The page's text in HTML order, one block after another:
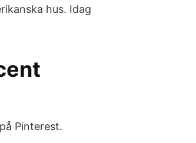
hus. Idag
Pinterest.